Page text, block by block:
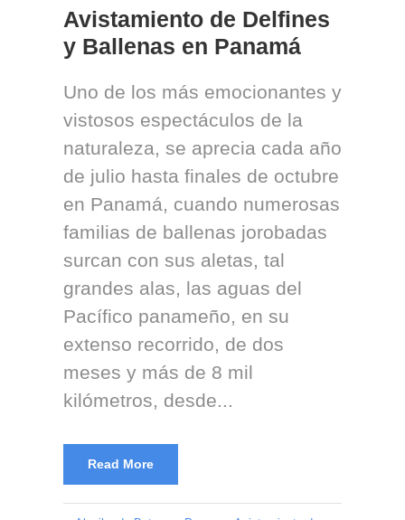
Avistamiento de Delfines
y Ballenas en Panamá
Uno de los más emocionantes y
vistosos espectáculos de la
naturaleza, se aprecia cada año
de julio hasta finales de octubre
en Panamá, cuando numerosas
familias de ballenas jorobadas
surcan con sus aletas, tal
grandes alas, las aguas del
Pacífico panameño, en su
extenso recorrido, de dos
meses y más de 8 mil
kilómetros, desde...
Read More